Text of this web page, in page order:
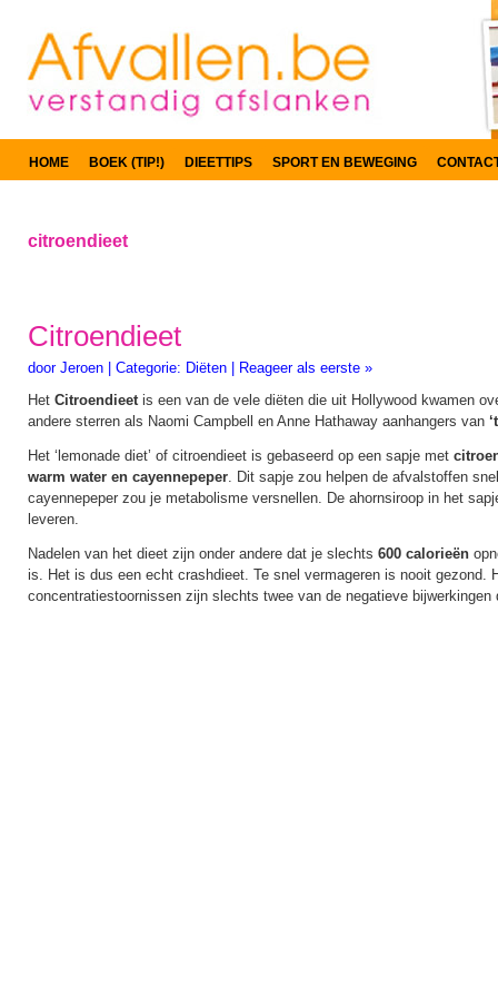
HOME BOEK (TIP!) DIEETTIPS SPORT EN BEWEGING
citroendieet
Citroendieet
door Jeroen Categorie: Diëten
Reageer als eerste »
Het Citroendieet is een van de vele diëten die uit Hollywood kwamen
andere sterren als Naomi Campbell en Anne Hathaway aanhangers van
Het ‘lemonade diet’ of citroendieet is gebaseerd op een sapje met
warm water en cayennepeper. Dit sapje zou helpen de afvalstoffen
cayennepeper zou je metabolisme versnellen. De ahornsiroop in het
leveren.
Nadelen van het dieet zijn onder andere dat je slechts 600 calorieën
is. Het is dus een echt crashdieet. Te snel vermageren is nooit gezond.
concentratiestoornissen zijn slechts twee van de negatieve bijwerkingen